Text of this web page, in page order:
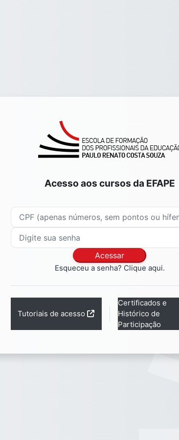
Acesso aos cursos da EFAPE
CPF (apenas números, sem pontos ou hífen)
Digite sua senha
Acessar
Esqueceu a senha? Clique aqui.
Tutoriais de acesso
Certificados e
Histórico de
Participação